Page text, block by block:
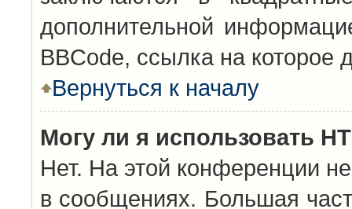
дополнительной
BBCode, ссылка на
Вернуться к началу
Могу ли я использовать
Нет. На этой конференции
в сообщениях. Большая